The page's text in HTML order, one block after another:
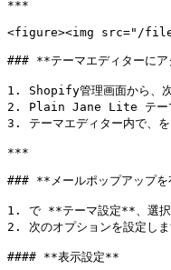
***
<figure><img src="/
### **テーマエディターに
1. Shopify管理画面から、
2. Plain Jane Lite テーマ
3. テーマエディター内で、
***
### **メールポップアップを
1. で **テーマ設定**、選
2. 次のオプションを設定しま
#### **表示設定**